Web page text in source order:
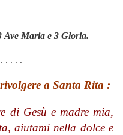
Ave Maria e 3 Gloria.
a Santa Rita :
di Gesù e madre mia,
aiutami nella dolce e